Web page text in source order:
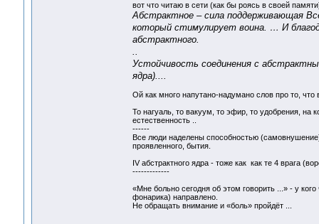
вот что читаю в сети (как бы роясь в своей
Абстрактное – сила поддерживающая
который стимулирует воина. … И
абстрактного.
..
Устойчивость соединения с
ядра)....
Ой как много напутано-надумано слов про то, что
То нагуаль, то вакуум, то эфир, то удобрения, на
естественность ..
------
Все люди наделены способностью
проявленного, бытия.
IV абстрактного ядра - тоже как как те 4 врага
-------------
«Мне больно сегодня об этом говорить ...» - у
фонарика) направлено.
Не обращать внимание и «боль» пройдёт ...